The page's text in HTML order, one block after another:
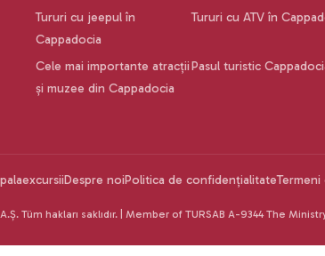
Tururi cu jeepul în
Cappadocia
Tururi cu ATV în
Cele mai importante atracții
și muzee din Cappadocia
Pasul turistic
excursiiDespre noiPolitica de confidențialitate
Tüm hakları saklıdır. | Member of TURSAB A-9344 The